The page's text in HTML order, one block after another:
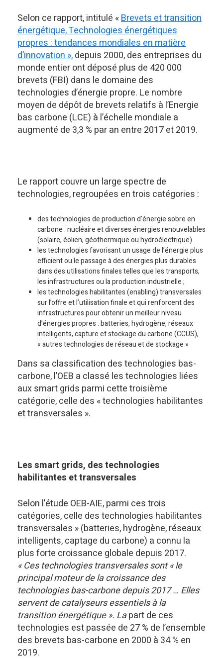
Selon ce rapport, intitulé «Brevets et transition
énergétique, Technologies énergétiques
propres : tendances mondiales en matière
d’innovation »,depuis 2000, des entreprises du
monde entier ont déposé plus de 420 000
brevets (FBI) dans le domaine des
technologies d’énergie propre. Le nombre
moyen de dépôt de brevets relatifs à l’Energie
bas carbone (LCE) à l’échelle mondiale a
augmenté de 3,3 % par an entre 2017 et 2019.
Le rapport couvre un large spectre de
technologies, regroupées en trois catégories :
des technologies de production d’énergie sobre en
carbone : nucléaire et diverses énergies renouvelables
(solaire, éolien, géothermique ou hydroélectrique)
les technologies favorisant un usage de l’énergie plus
efficient ou le passage à des énergies plus durables
dans des utilisations finales telles que les transports,
les infrastructures ou la production industrielle ;
les technologies habilitantes (enabling) transversales
sur l’offre et l’utilisation finale et qui renforcent des
infrastructures pour obtenir un meilleur niveau
d’énergies propres : batteries, hydrogène, réseaux
intelligents, capture et stockage du carbone (CCUS),
« autres technologies de réseau et de stockage »
Dans sa classification des technologies bas-
carbone, l’OEB a classé les technologies liées
aux smart grids parmi cette troisième
catégorie, celle des « technologies habilitantes
et transversales ».
Les smart grids, des technologies
habilitantes et transversales
Selon l’étude OEB-AIE, parmi ces trois
catégories, celle des technologies habilitantes
transversales » (batteries, hydrogène, réseaux
intelligents, captage du carbone) a connu la
plus forte croissance globale depuis 2017.
« Ces technologies transversales sont « le
principal moteur de la croissance des
technologies bas-carbone depuis 2017 … Elles
servent de catalyseurs essentiels à la
transition énergétique ». Lapart de ces
technologies est passée de 27 % de l’ensemble
des brevets bas-carbone en 2000 à 34 % en
2019.